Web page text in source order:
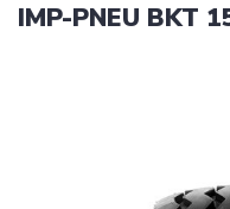
IMP-PNEU BKT